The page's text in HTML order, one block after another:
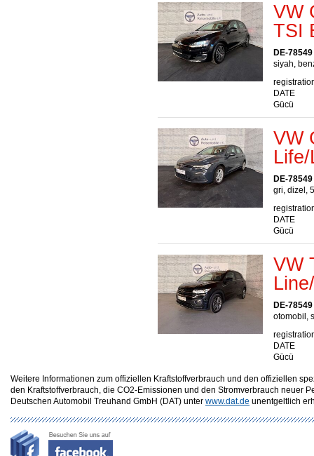
VW
TSI
DE-
siyah,
DATE
Gücü
VW
DE-
gri, dizel,
DATE
Gücü
VW
DE-
otomobil,
DATE
Gücü
Weitere Informationen zum offiziellen Kraftstoffverbrauch und den offiziellen
den Kraftstoffverbrauch, die CO2-Emissionen und den Stromverbrauch neuer
Deutschen Automobil Treuhand GmbH (DAT) unter www.dat.de unentgeltlich